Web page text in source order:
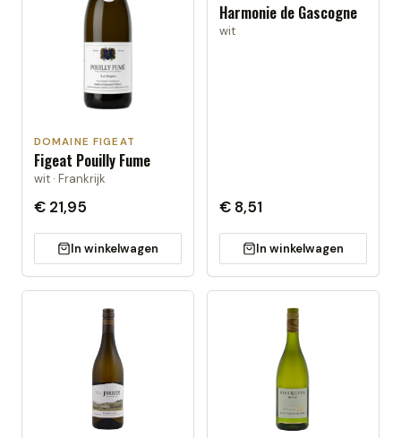
DOMAINE FIGEAT
Figeat Pouilly Fume
wit · Frankrijk
€ 21,95
In winkelwagen
Harmonie de Gascogne
wit
€ 8,51
In winkelwagen